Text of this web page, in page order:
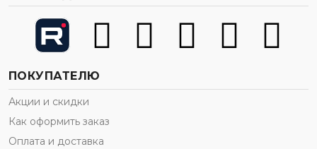
ПОКУПАТЕЛЮ
Акции и скидки
Как оформить заказ
Оплата и доставка